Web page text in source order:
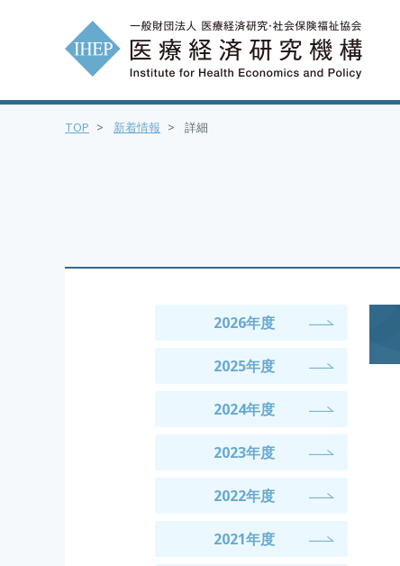
TOP > 新着情報 > 詳細
2026年度
2025年度
2024年度
2023年度
2022年度
2021年度